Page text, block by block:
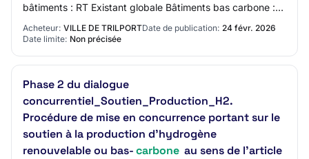
bâtiments : RT Existant globale Bâtiments bas carbone :
Acheteur: VILLE DE TRILPORTDate de publication: 24 févr. 2026
Date limite: Non précisée
Phase 2 du dialogue
concurrentiel_Soutien_Production_H2.
Procédure de mise en concurrence portant sur le
soutien à la production d’hydrogène
renouvelable ou bas-carbone au sens de l’article